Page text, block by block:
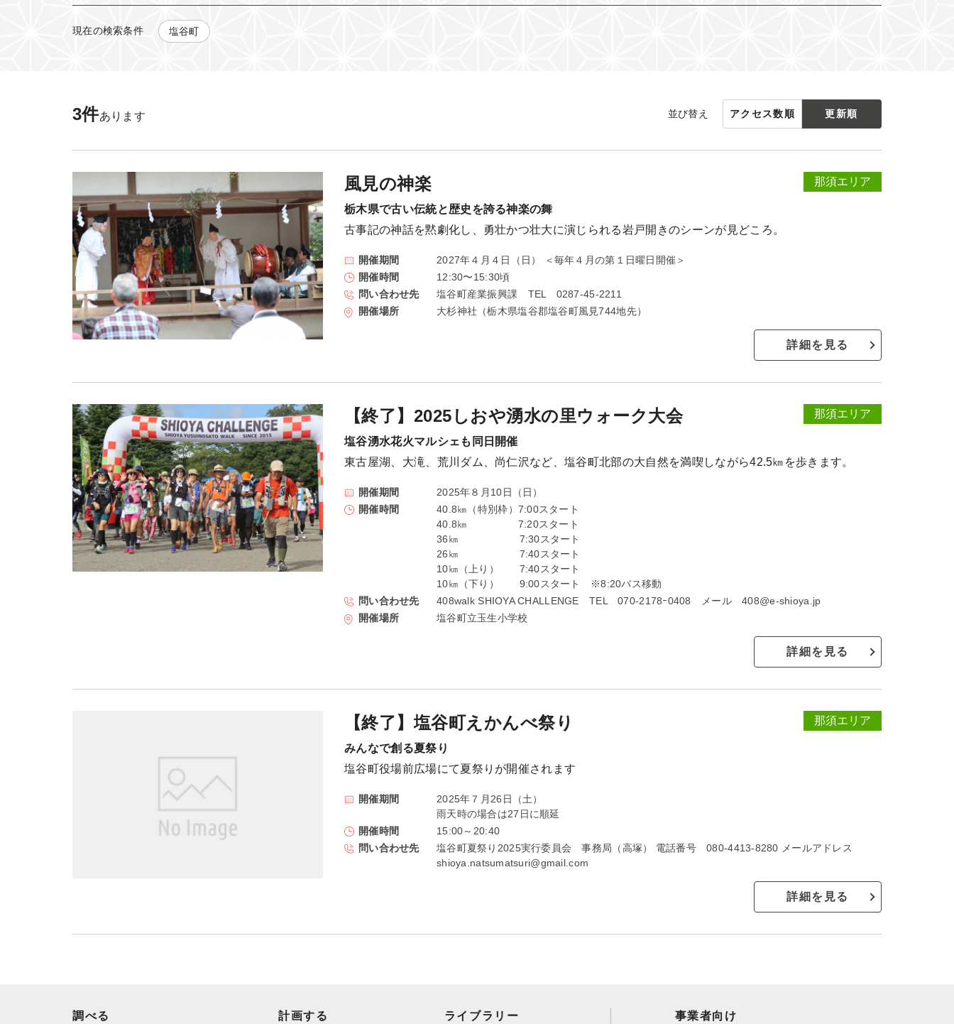
2026年09月
2026年10月
2026年11月
2026年12月
現在の検索条件 塩谷町
3件あります 並び替え アクセス数順 更新順
風見の神楽 那須エリア
栃木県で古い伝統と歴史を誇る神楽の舞
古事記の神話を黙劇化し、勇壮かつ壮大に演じられる岩戸開きのシーンが見どころ。
開催期間
2027年４月４日（日） ＜毎年４月の第１日曜日開催＞
開催時間
12:30〜15:30頃
問い合わせ先
塩谷町産業振興課 TEL 0287-45-2211
開催場所
大杉神社（栃木県塩谷郡塩谷町風見744地先）
詳細を見る
【終了】2025しおや湧水の里ウォーク大会 那須エリア
塩谷湧水花火マルシェも同日開催
東古屋湖、大滝、荒川ダム、尚仁沢など、塩谷町北部の大自然を満喫しながら42.5㎞を歩きます。
開催期間
2025年８月10日（日）
開催時間
40.8㎞（特別枠）7:00スタート
40.8㎞ 7:20スタート
36㎞ 7:30スタート
26㎞ 7:40スタート
10㎞（上り） 7:40スタート
10㎞（下り） 9:00スタート ※8:20バス移動
問い合わせ先
408walk SHIOYA CHALLENGE TEL 070-2178ｰ0408 メール 408@e-shioya.jp
開催場所
塩谷町立玉生小学校
詳細を見る
【終了】塩谷町えかんべ祭り 那須エリア
みんなで創る夏祭り
塩谷町役場前広場にて夏祭りが開催されます
開催期間
2025年７月26日（土）
雨天時の場合は27日に順延
開催時間
15:00～20:40
問い合わせ先
塩谷町夏祭り2025実行委員会 事務局（高塚） 電話番号 080-4413-8280 メールアドレス
shioya.natsumatsuri@gmail.com
詳細を見る
調べる 計画する ライブラリー 事業者向け